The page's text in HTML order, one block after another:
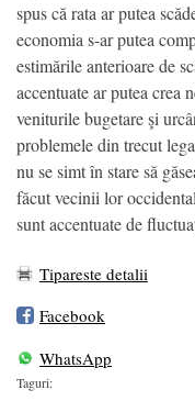
spus că rata ar putea
economia s-ar putea
estimările anterioare de
accentuate ar putea crea
veniturile bugetare şi
problemele din trecut
nu se simt în stare să
făcut vecinii lor
sunt accentuate de
Tipareste detalii
Facebook
WhatsApp
Taguri: